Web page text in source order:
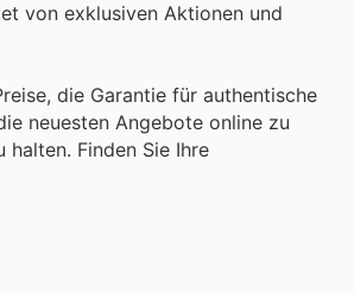
von exklusiven Aktionen und
die Garantie für authentische
neuesten Angebote online zu
Finden Sie Ihre